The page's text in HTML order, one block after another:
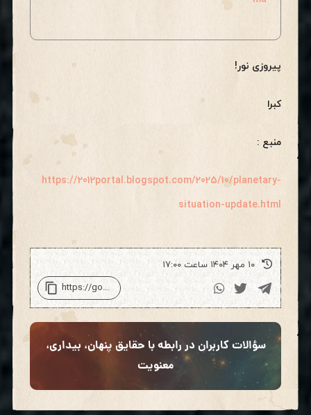
پیروزی نور!
کبرا
منبع :
https://2012portal.blogspot.com/2025/10/planetary-
situation-update.html
۱۰ مهر ۱۴۰۴ ساعت ۱۷:۰۰
سؤالات کاربران در رابطه با حقایق پنهان، بیداری،
معنویت